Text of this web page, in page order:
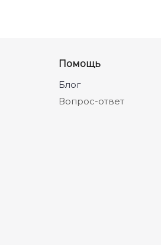
Помощь
Блог
Вопрос-ответ